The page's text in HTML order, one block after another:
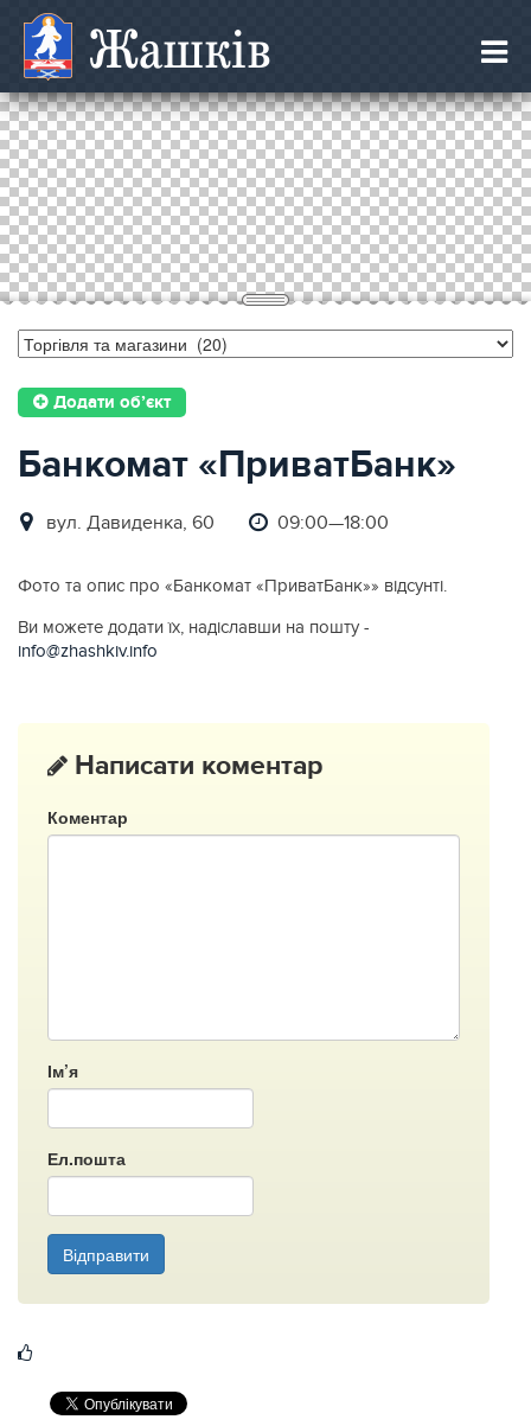
Жашків
Додати об’єкт
Банкомат «ПриватБанк»
вул. Давиденкa, 60 09:00—18:00
Фото та опис про «Банкомат «ПриватБанк»» відсунті.
Ви можете додати їх, надіславши на пошту -
info@zhashkiv.info
Написати коментар
Коментар
Ім’я
Ел.пошта
Відправити